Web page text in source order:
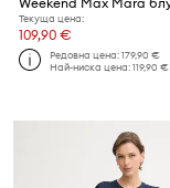
Текуща цена:
109,90 €
Редовна цена:179,90 €
Най-ниска цена:119,90 €